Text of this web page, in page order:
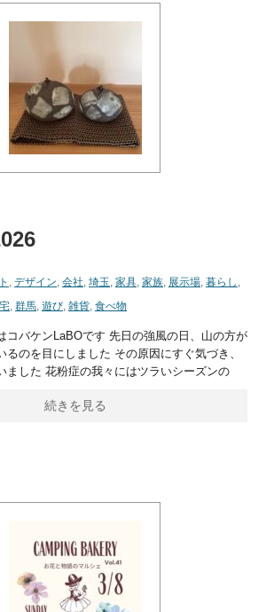
, デザイン, 会社, 埼玉, 家具, 家族, 展示場, 暮らし ,
, 群馬, 遊び, 雑貨, 食べ物
コバケンLaBOです 先日の強風の日、山の方が
るのを目にしました その原因にすぐ気づき、
ました 花粉症の我々にはツラいシーズンの
続きを見る